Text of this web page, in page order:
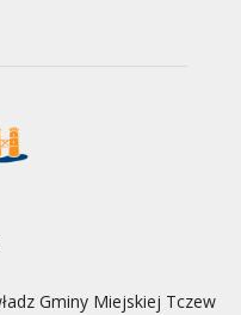
Gminy Miejskiej Tczew